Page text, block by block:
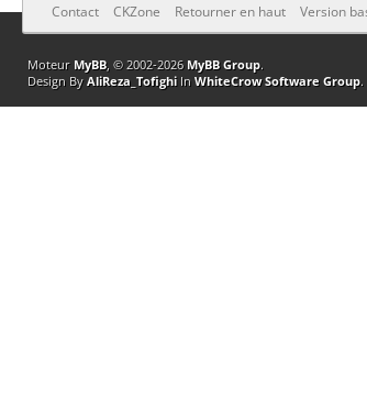
Contact CKZone Retourner en haut Version
Moteur MyBB, © 2002-2026 MyBB Group.
Design By AliReza_TofighiIn WhiteCrow Software Group.